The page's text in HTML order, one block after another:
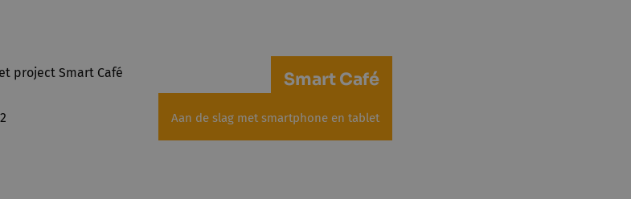
project Smart Café Smart Café
Aan de slag met smartphone en tablet